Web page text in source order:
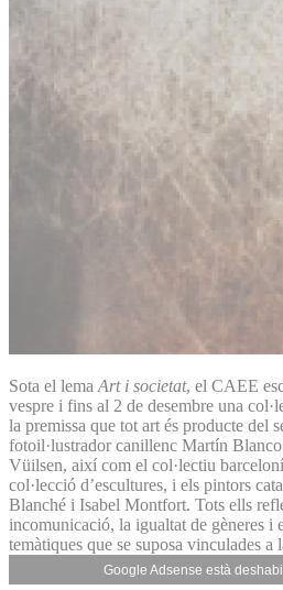
Sota el lema Art i societat, el CAEE
vespre i fins al 2 de desembre una
la premissa que tot art és producte del
fotoil·lustrador canillenc Martín
Vüilsen, així com el col·lectiu
col·lecció d’escultures, i els pintors
Blanché i Isabel Montfort. Tots ells
incomunicació, la igualtat de gèneres i
temàtiques que se suposa vinculades a
Google Adsense està